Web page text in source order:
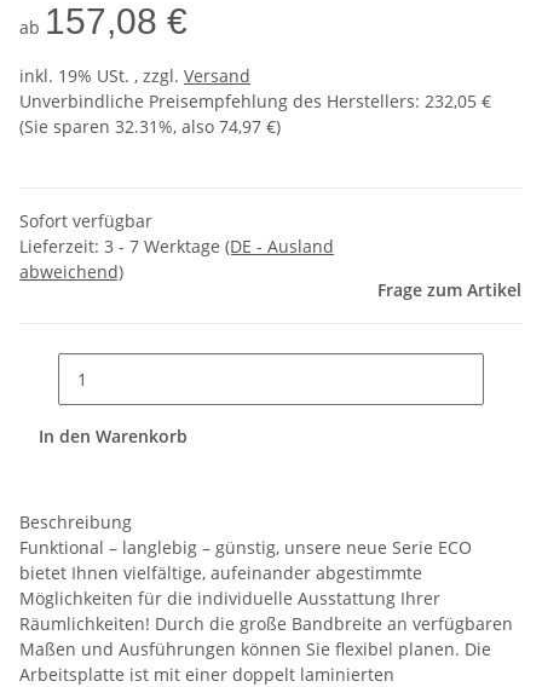
ab 157,08 €
inkl. 19% USt. , zzgl. Versand
Unverbindliche Preisempfehlung des Herstellers: 232,05 €
(Sie sparen 32.31%, also 74,97 €)
Sofort verfügbar
Lieferzeit: 3 - 7 Werktage (DE - Ausland
abweichend)
Frage zum Artikel
In den Warenkorb
Beschreibung
Funktional – langlebig – günstig, unsere neue Serie ECO
bietet Ihnen vielfältige, aufeinander abgestimmte
Möglichkeiten für die individuelle Ausstattung Ihrer
Räumlichkeiten! Durch die große Bandbreite an verfügbaren
Maßen und Ausführungen können Sie flexibel planen. Die
Arbeitsplatte ist mit einer doppelt laminierten